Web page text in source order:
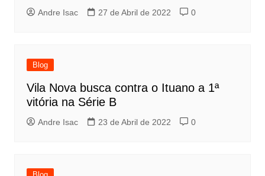
Andre Isac 27 de Abril de 2022 0
Blog
Vila Nova busca contra o Ituano a 1ª
vitória na Série B
Andre Isac 23 de Abril de 2022 0